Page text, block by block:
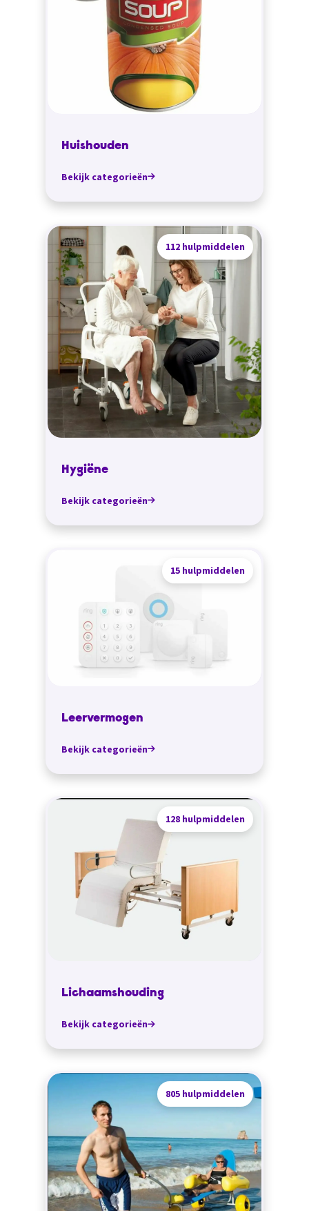
Huishouden
Bekijk categorieën
112 hulpmiddelen
Hygiëne
Bekijk categorieën
15 hulpmiddelen
Leervermogen
Bekijk categorieën
128 hulpmiddelen
Lichaamshouding
Bekijk categorieën
805 hulpmiddelen